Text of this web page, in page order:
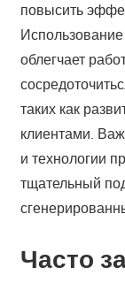
повысить
облегчает
таких как
клиентами.
и технологии
тщательный
Часто